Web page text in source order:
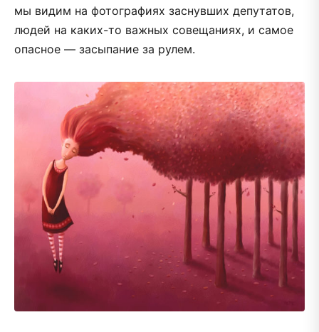
мы видим на фотографиях заснувших депутатов,
людей на каких-то важных совещаниях, и самое
опасное — засыпание за рулем.